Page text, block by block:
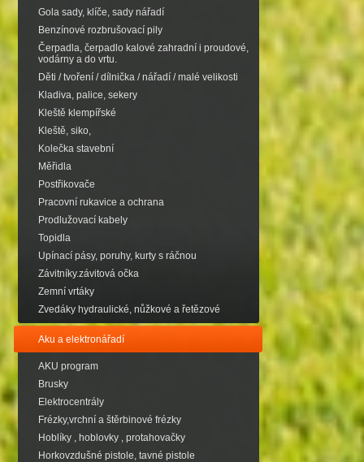
Gola sady, klíče, sady nářadí
Benzínové rozbrušovací pily
Čerpadla, čerpadlo kalové zahradní i proudové,
vodárny a do vrtu.
Děti / tvoření / dílnička / nářadí / malé velikosti
Kladiva, palice, sekery
Kleště klempířské
Kleště, siko,
Kolečka stavební
Měřidla
Postřikovače
Pracovní rukavice a ochrana
Prodlužovací kabely
Topidla
Upínací pásy, poruhy, kurty s ráčnou
Závitníky.závitová očka
Zemní vrtáky
Zvedáky hydraulické, nůžkové a řetězové
Aku a elektronářadí
AKU program
Brusky
Elektrocentrály
Frézky,vrchní a štěrbinové frézky
Hoblíky , hoblovky , protahovačky
Horkovzdušné pistole, tavné pistole